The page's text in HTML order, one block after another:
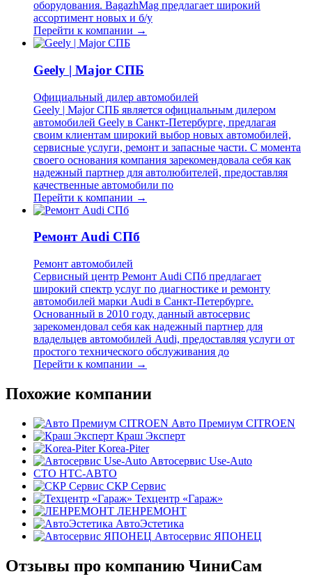
оборудования. BagazhMag предлагает широкий
ассортимент новых и б/у
Перейти к компании →
Geely | Major СПБ
Официальный дилер автомобилей
Geely | Major СПБ является официальным дилером
автомобилей Geely в Санкт-Петербурге, предлагая
своим клиентам широкий выбор новых автомобилей,
сервисные услуги, ремонт и запасные части. С момента
своего основания компания зарекомендовала себя как
надежный партнер для автолюбителей, предоставляя
качественные автомобили по
Перейти к компании →
Ремонт Audi СПб
Ремонт автомобилей
Сервисный центр Ремонт Audi СПб предлагает
широкий спектр услуг по диагностике и ремонту
автомобилей марки Audi в Санкт-Петербурге.
Основанный в 2010 году, данный автосервис
зарекомендовал себя как надежный партнер для
владельцев автомобилей Audi, предоставляя услуги от
простого технического обслуживания до
Перейти к компании →
Похожие компании
Авто Премиум CITROEN
Краш Эксперт
Korea-Piter
Автосервис Use-Auto
СТО НТС-АВТО
СКР Сервис
Техцентр «Гараж»
ЛЕНРЕМОНТ
АвтоЭстетика
Автосервис ЯПОНЕЦ
Отзывы про компанию ЧиниСам